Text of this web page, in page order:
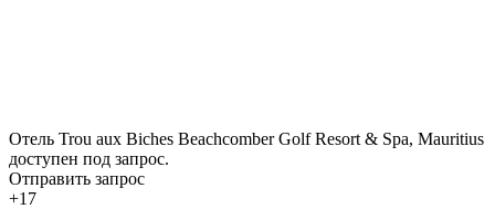
Отель Trou aux Biches Beachcomber Golf Resort & Spa, Mauritius
доступен под запрос.
Отправить запрос
+17